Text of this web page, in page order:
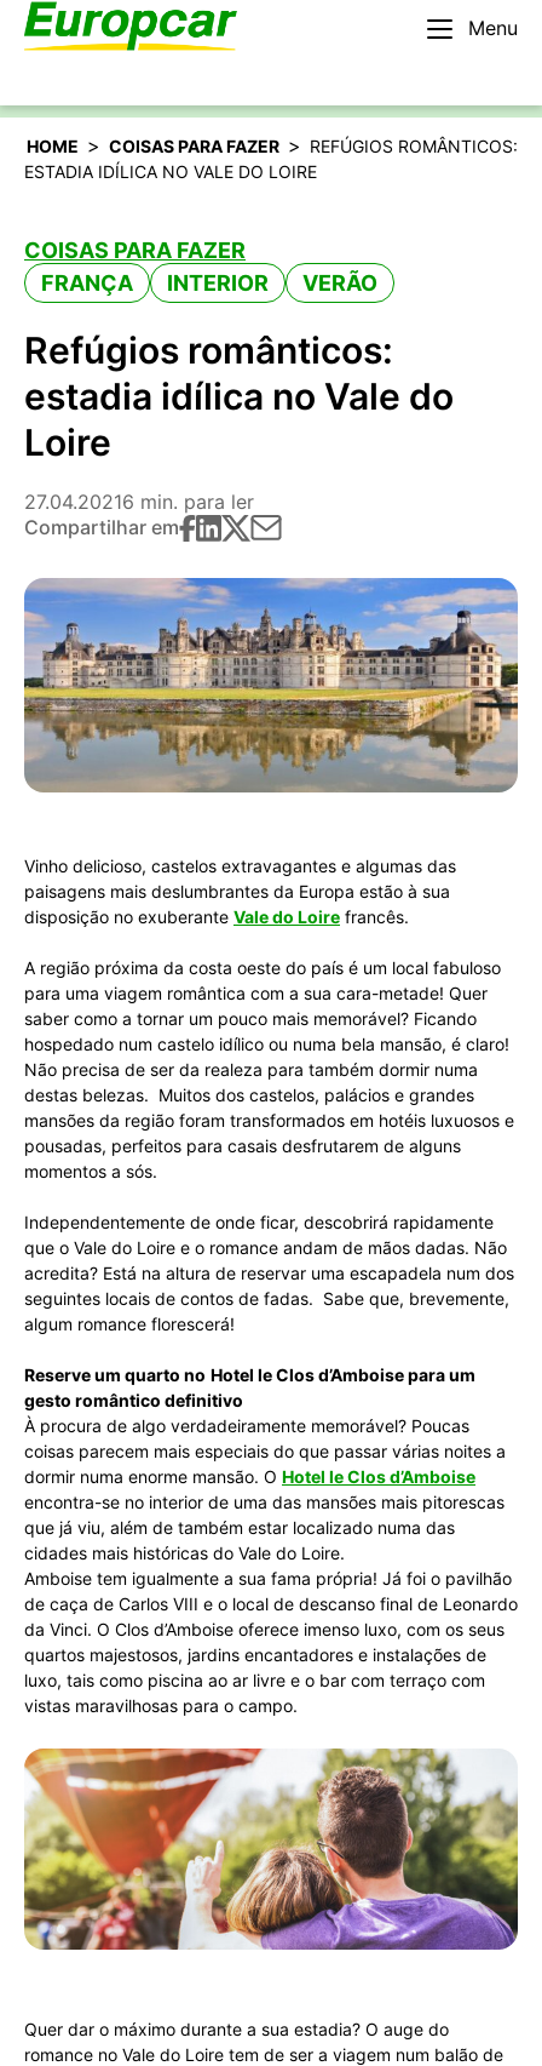
Menu
Português
HOME > COISAS PARA FAZER > REFÚGIOS ROMÂNTICOS:
ESTADIA IDÍLICA NO VALE DO LOIRE
COISAS PARA FAZER
FRANÇA
INTERIOR VERÃO
Refúgios românticos:
estadia idílica no Vale do
Loire
27.04.20216 min. para ler
Compartilhar em
Vinho delicioso, castelos extravagantes e algumas das
paisagens mais deslumbrantes da Europa estão à sua
disposição no exuberante Vale do Loire francês.
A região próxima da costa oeste do país é um local fabuloso
para uma viagem romântica com a sua cara-metade! Quer
saber como a tornar um pouco mais memorável? Ficando
hospedado num castelo idílico ou numa bela mansão, é claro!
Não precisa de ser da realeza para também dormir numa
destas belezas. Muitos dos castelos, palácios e grandes
mansões da região foram transformados em hotéis luxuosos e
pousadas, perfeitos para casais desfrutarem de alguns
momentos a sós.
Independentemente de onde ficar, descobrirá rapidamente
que o Vale do Loire e o romance andam de mãos dadas. Não
acredita? Está na altura de reservar uma escapadela num dos
seguintes locais de contos de fadas. Sabe que, brevemente,
algum romance florescerá!
Reserve um quarto no Hotel le Clos d’Amboise para um
gesto romântico definitivo
À procura de algo verdadeiramente memorável? Poucas
coisas parecem mais especiais do que passar várias noites a
dormir numa enorme mansão. O Hotel le Clos d’Amboise
encontra-se no interior de uma das mansões mais pitorescas
que já viu, além de também estar localizado numa das
cidades mais históricas do Vale do Loire.
Amboise tem igualmente a sua fama própria! Já foi o pavilhão
de caça de Carlos VIII e o local de descanso final de Leonardo
da Vinci. O Clos d’Amboise oferece imenso luxo, com os seus
quartos majestosos, jardins encantadores e instalações de
luxo, tais como piscina ao ar livre e o bar com terraço com
vistas maravilhosas para o campo.
Quer dar o máximo durante a sua estadia? O auge do
romance no Vale do Loire tem de ser a viagem num balão de